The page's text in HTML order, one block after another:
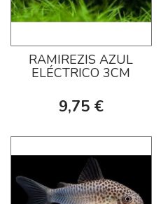
RAMIREZIS AZUL
ELÉCTRICO 3CM
9,75 €